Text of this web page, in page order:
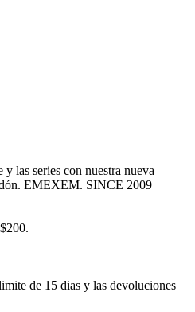
las series con nuestra nueva
EMEXEM. SINCE 2009
de 15 dias y las devoluciones